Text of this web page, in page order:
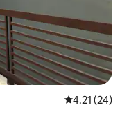
औसत रेटिंग 5 में
4.21 (24)